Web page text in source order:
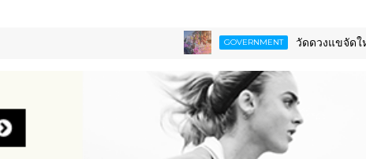
GOVERNMENT วัดดวงแขจัดใหญ่! งานแ